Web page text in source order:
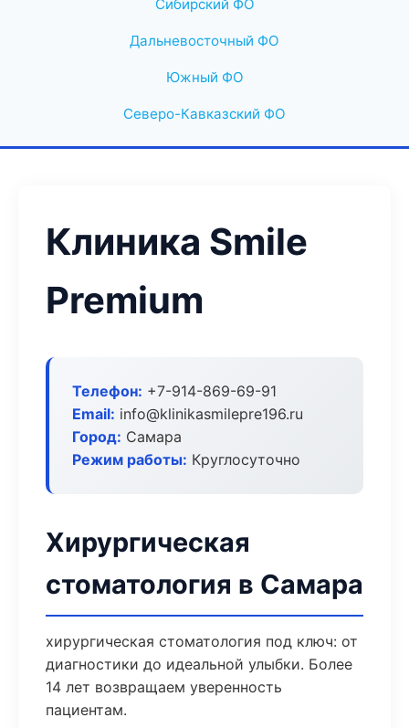
Сибирский ФО
Дальневосточный ФО
Южный ФО
Северо-Кавказский ФО
Клиника Smile
Premium
Телефон: +7-914-869-69-91
Email: info@klinikasmilepre196.ru
Город: Самара
Режим работы: Круглосуточно
Хирургическая
стоматология в Самара
хирургическая стоматология под ключ: от
диагностики до идеальной улыбки. Более
14 лет возвращаем уверенность
пациентам.